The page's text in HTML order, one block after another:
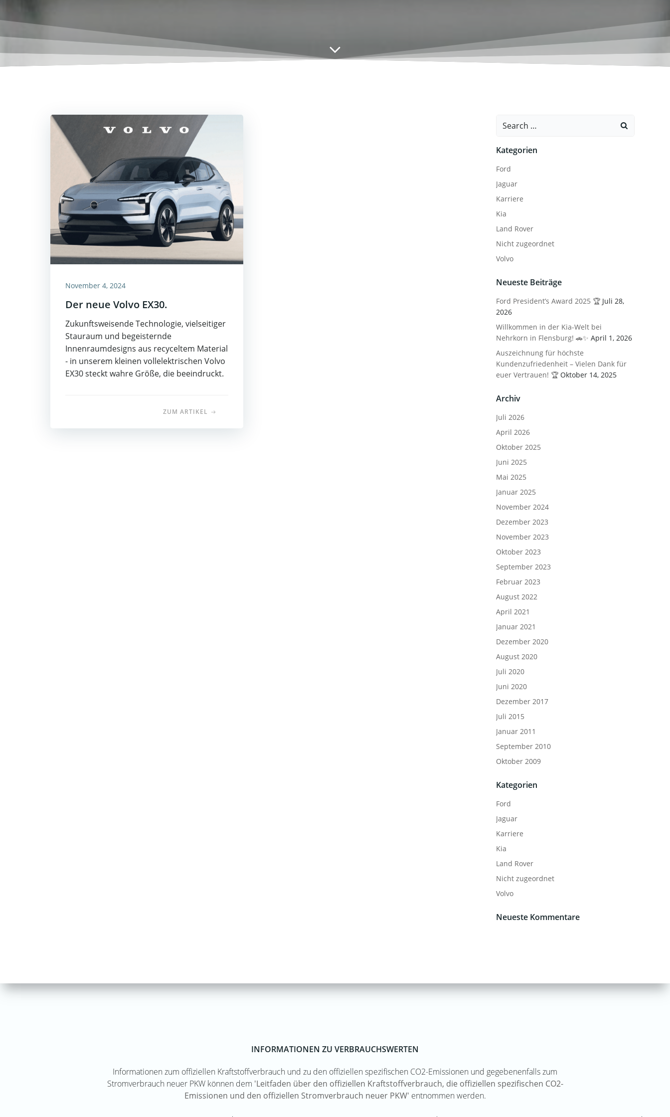
November 4, 2024
Der neue Volvo EX30.
Zukunftsweisende Technologie, vielseitiger
Stauraum und begeisternde
Innenraumdesigns aus recyceltem Material
- in unserem kleinen vollelektrischen Volvo
EX30 steckt wahre Größe, die beeindruckt.
ZUM ARTIKEL
Search
Kategorien
Ford
Jaguar
Karriere
Kia
Land Rover
Nicht zugeordnet
Volvo
Neueste Beiträge
Ford President’s Award 2025 🏆 Juli 28,
2026
Willkommen in der Kia-Welt bei
Nehrkorn in Flensburg! 🚗✨ April 1, 2026
Auszeichnung für höchste
Kundenzufriedenheit – Vielen Dank für
euer Vertrauen! 🏆 Oktober 14, 2025
Archiv
Juli 2026
April 2026
Oktober 2025
Juni 2025
Mai 2025
Januar 2025
November 2024
Dezember 2023
November 2023
Oktober 2023
September 2023
Februar 2023
August 2022
April 2021
Januar 2021
Dezember 2020
August 2020
Juli 2020
Juni 2020
Dezember 2017
Juli 2015
Januar 2011
September 2010
Oktober 2009
Kategorien
Ford
Jaguar
Karriere
Kia
Land Rover
Nicht zugeordnet
Volvo
Neueste Kommentare
INFORMATIONEN ZU VERBRAUCHSWERTEN
Informationen zum offiziellen Kraftstoffverbrauch und zu den offiziellen spezifischen CO2-Emissionen und gegebenenfalls zum
Stromverbrauch neuer PKW können dem 'Leitfaden über den offiziellen Kraftstoffverbrauch, die offiziellen spezifischen CO2-
Emissionen und den offiziellen Stromverbrauch neuer PKW' entnommen werden.